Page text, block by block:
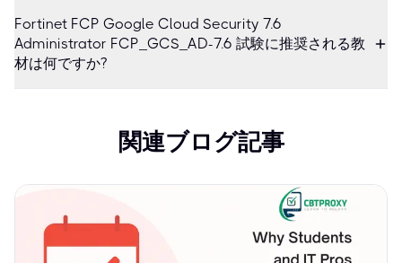
Fortinet FCP Google Cloud Security 7.6
Administrator FCP_GCS_AD-7.6 試験に推奨される教
材は何ですか?
関連ブログ記事